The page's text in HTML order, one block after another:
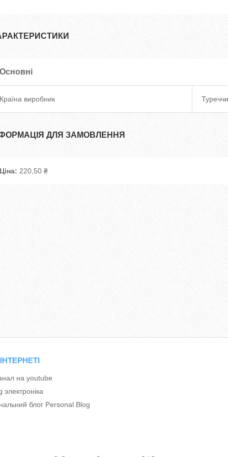
Основні
Країна виробник
ДЛЯ ЗАМОВЛЕННЯ
Ціна: 220,50 ₴
на youtube
электроніка
блог Personal Blog